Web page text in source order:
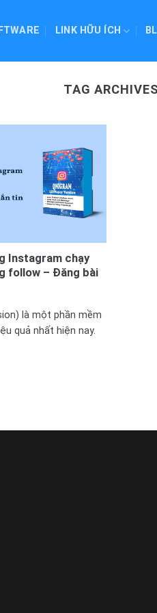
LINK HỮU ÍCH
TAG
Instagram chạy
follow – Đăng bài
là một phần mềm
quả nhất hiện nay.